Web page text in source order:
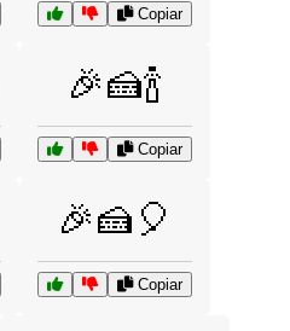
Copiar
🎉🍰🍾
Copiar
🎉🍰🎈
Copiar